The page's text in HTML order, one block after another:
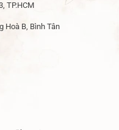
TP.HCM
Hoà B, Bình Tân